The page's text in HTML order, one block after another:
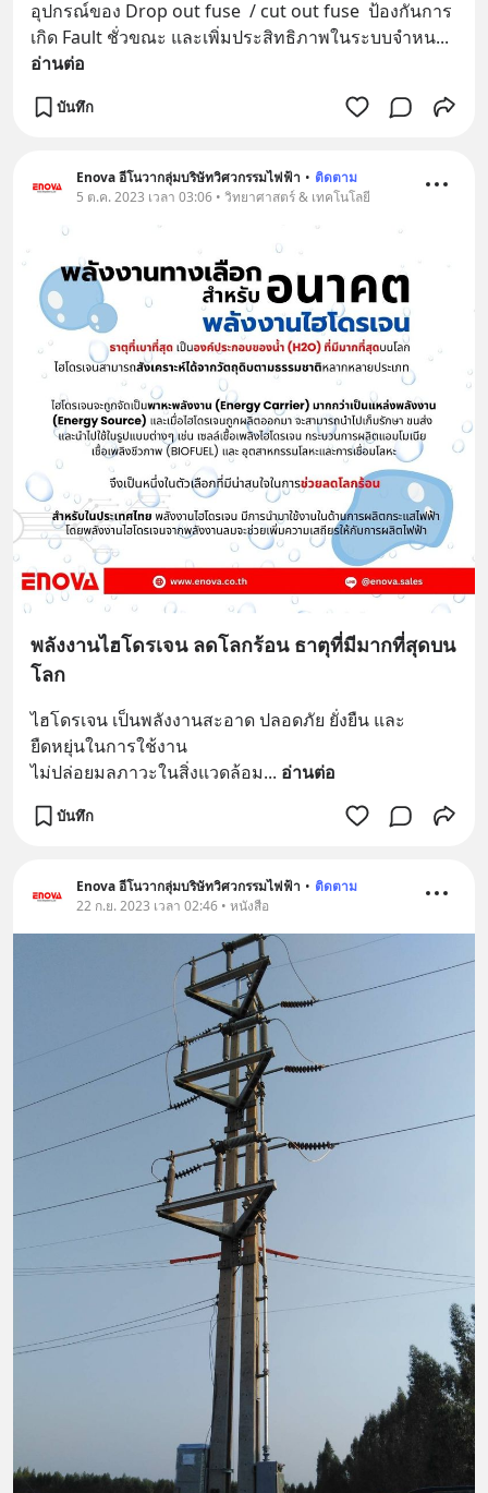
อุปกรณ์ของ Drop out fuse  / cut out fuse  ป้องกันการ
เกิด Fault ชั่วขณะ และเพิ่มประสิทธิภาพในระบบจำหน
อ่านต่อ
บันทึก
Enova อีโนวากลุ่มบริษัทวิศวกรรมไฟฟ้า • ติดตาม
5 ต.ค. 2023 เวลา 03:06 • วิทยาศาสตร์ & เทคโนโลยี
พลังงานไฮโดรเจน ลดโลกร้อน ธาตุที่มีมากที่สุดบน
โลก
ไฮโดรเจน เป็นพลังงานสะอาด ปลอดภัย ยั่งยืน และ
ยืดหยุ่นในการใช้งาน
ไม่ปล่อยมลภาวะในสิ่งแวดล้อม... อ่านต่อ
บันทึก
Enova อีโนวากลุ่มบริษัทวิศวกรรมไฟฟ้า • ติดตาม
22 ก.ย. 2023 เวลา 02:46 • หนังสือ